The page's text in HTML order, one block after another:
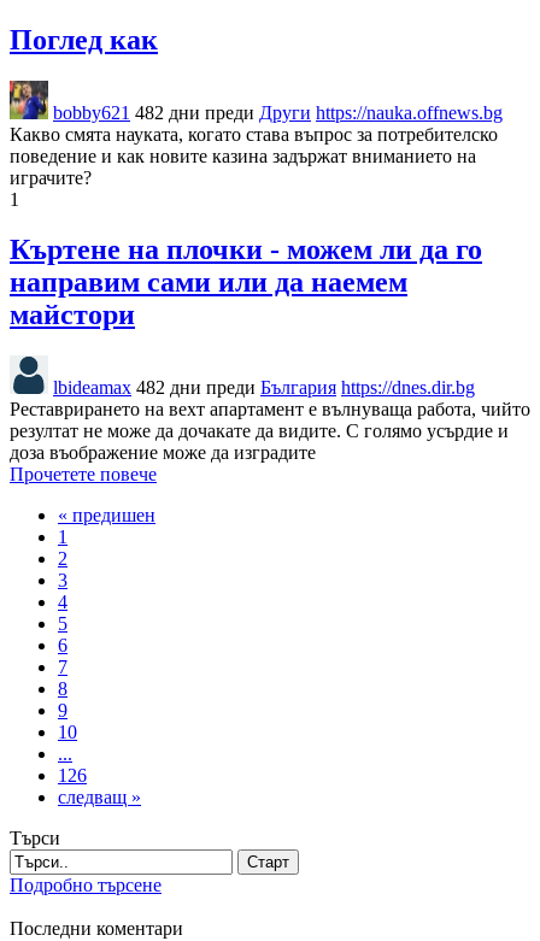
Поглед как
bobby621 482 дни преди Други https://nauka.offnews.bg
Какво смята науката, когато става въпрос за потребителско
поведение и как новите казина задържат вниманието на
играчите?
1
Къртене на плочки - можем ли да го
направим сами или да наемем
майстори
lbideamax 482 дни преди България https://dnes.dir.bg
Реставрирането на вехт апартамент е вълнуваща работа, чийто
резултат не може да дочакате да видите. С голямо усърдие и
доза въображение може да изградите
Прочетете повече
« предишен
1
2
3
4
5
6
7
8
9
10
...
126
следващ »
Търси
Старт
Подробно търсене
Последни коментари